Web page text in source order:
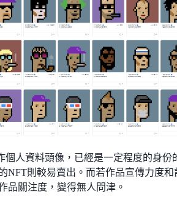
個人資料頭像，已經是一定程度的身份
NFT則較易賣出。而若作品宣傳力度和
品關注度，變得無人問津。